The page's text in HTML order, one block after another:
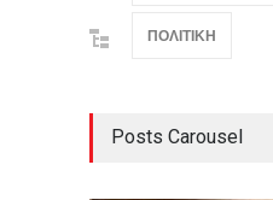
ΠΟΛΙΤΙΚΗ
Posts Carousel